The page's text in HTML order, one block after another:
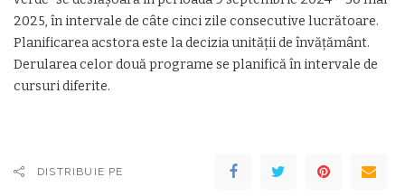
2025, în intervale de câte cinci zile consecutive lucrătoare.
Planificarea acstora este la decizia unităţii de învăţământ.
Derularea celor două programe se planifică în intervale de
cursuri diferite.
DISTRIBUIE PE